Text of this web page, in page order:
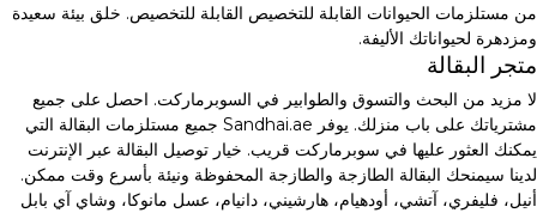
من مستلزمات الحيوانات القابلة للتخصيص القابلة للتخصيص. خلق بيئة سعيدة
ومزدهرة لحيواناتك الأليفة.
متجر البقالة
لا مزيد من البحث والتسوق والطوابير في السوبرماركت. احصل على جميع
مشترياتك على باب منزلك. يوفر Sandhai.ae جميع مستلزمات البقالة التي
يمكنك العثور عليها في سوبرماركت قريب. خيار توصيل البقالة عبر الإنترنت
لدينا سيمنحك البقالة الطازجة والطازجة المحفوظة ونيئة بأسرع وقت ممكن.
أنيل، فليفري، آتشي، أودهيام، هارشيني، دانيام، عسل مانوكا، وشاي آي بابل